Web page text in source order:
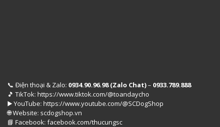
📞 Điện thoại & Zalo: 0934.90.96.98 (Zalo Chat)– 0933.789.888
🎵 TikTok: https://www.tiktok.com/@toandaycho
▶️ YouTube: https://www.youtube.com/@SCDogShop
🌐Website: scdogshop.vn
📘 Facebook: facebook.com/thucungsc